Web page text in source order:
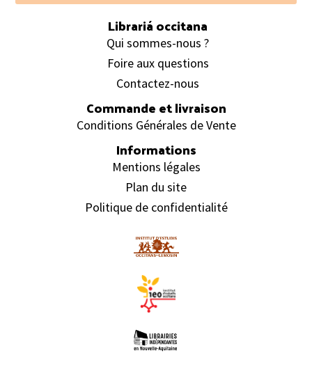
Librariá occitana
Qui sommes-nous ?
Foire aux questions
Contactez-nous
Commande et livraison
Conditions Générales de Vente
Informations
Mentions légales
Plan du site
Politique de confidentialité